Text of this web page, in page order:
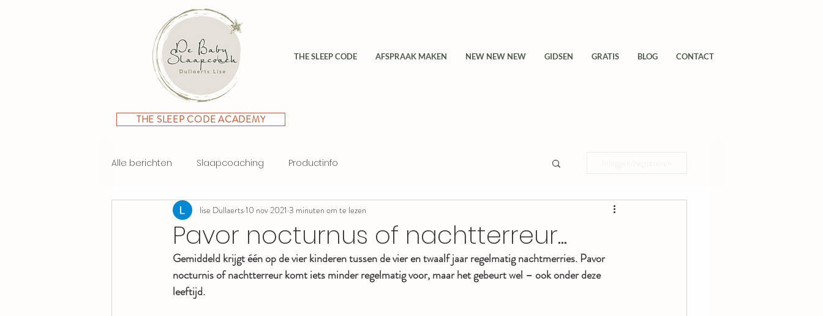
THE SLEEP CODE AFSPRAAK MAKEN NEW NEW NEW GIDSEN GRATIS BLOG CONTACT
THE SLEEP CODE ACADEMY
Alle berichten Slaapcoaching Productinfo
Pavor nocturnus of nachtterreur...
lise Dullaerts10 nov 2021 3 minuten om te lezen
Gemiddeld krijgt één op de vier kinderen tussen de vier en twaalf jaar regelmatig nachtmerries. Pavor
nocturnis of nachtterreur komt iets minder regelmatig voor, maar het gebeurt wel – ook onder deze
leeftijd.